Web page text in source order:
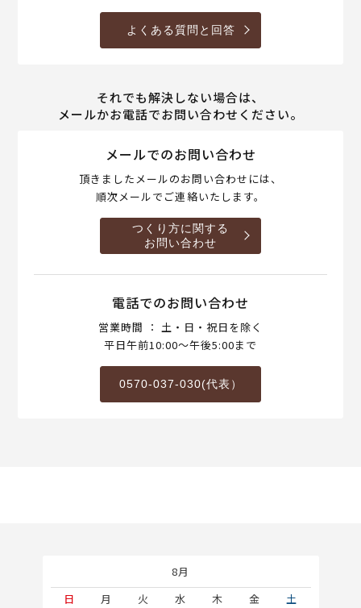
よくある質問と回答
それでも解決しない場合は、
メールかお電話でお問い合わせください。
メールでのお問い合わせ
頂きましたメールのお問い合わせには、
順次メールでご連絡いたします。
つくり方に関する
お問い合わせ
電話でのお問い合わせ
営業時間 ： 土・日・祝日を除く
平日午前10:00～午後5:00まで
0570-037-030(代表）
8月
日
月 火 水 木 金
土